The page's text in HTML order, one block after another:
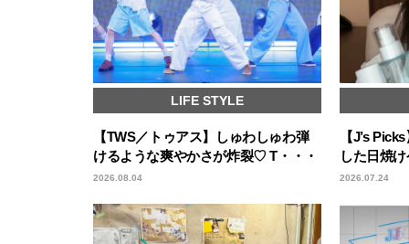
LIFE STYLE
【TWS／トゥアス】しゅわしゅわ弾
けるような爽やかさが炸裂♡ T・・・
2026.08.04
【J’s
した日焼
2026.07.24